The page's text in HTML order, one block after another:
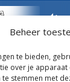
Beheer
te bieden,
over je apparaat
stemmen met
TrudoFM